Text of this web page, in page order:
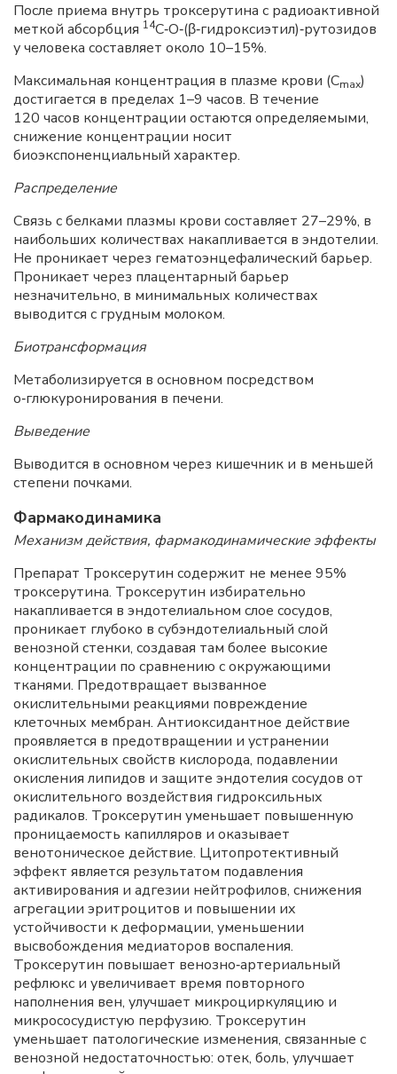
После приема внутрь троксерутина с радиоактивной
меткой абсорбция 14C‑O‑(β‑гидроксиэтил)‑рутозидов
у человека составляет около 10–15%.
Максимальная концентрация в плазме крови (Cmax)
достигается в пределах 1–9 часов. В течение
120 часов концентрации остаются определяемыми,
снижение концентрации носит
биоэкспоненциальный характер.
Распределение
Связь с белками плазмы крови составляет 27–29%, в
наибольших количествах накапливается в эндотелии.
Не проникает через гематоэнцефалический барьер.
Проникает через плацентарный барьер
незначительно, в минимальных количествах
выводится с грудным молоком.
Биотрансформация
Метаболизируется в основном посредством
о‑глюкуронирования в печени.
Выведение
Выводится в основном через кишечник и в меньшей
степени почками.
Фармакодинамика
Механизм действия, фармакодинамические эффекты
Препарат Троксерутин содержит не менее 95%
троксерутина. Троксерутин избирательно
накапливается в эндотелиальном слое сосудов,
проникает глубоко в субэндотелиальный слой
венозной стенки, создавая там более высокие
концентрации по сравнению с окружающими
тканями. Предотвращает вызванное
окислительными реакциями повреждение
клеточных мембран. Антиоксидантное действие
проявляется в предотвращении и устранении
окислительных свойств кислорода, подавлении
окисления липидов и защите эндотелия сосудов от
окислительного воздействия гидроксильных
радикалов. Троксерутин уменьшает повышенную
проницаемость капилляров и оказывает
венотоническое действие. Цитопротективный
эффект является результатом подавления
активирования и адгезии нейтрофилов, снижения
агрегации эритроцитов и повышении их
устойчивости к деформации, уменьшении
высвобождения медиаторов воспаления.
Троксерутин повышает венозно‑артериальный
рефлюкс и увеличивает время повторного
наполнения вен, улучшает микроциркуляцию и
микрососудистую перфузию. Троксерутин
уменьшает патологические изменения, связанные с
венозной недостаточностью: отек, боль, улучшает